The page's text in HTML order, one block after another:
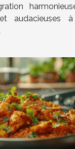
audacieuses